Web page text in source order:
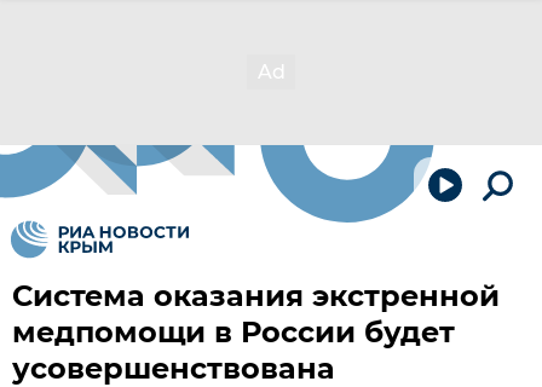
Система оказания экстренной
медпомощи в России будет
усовершенствована